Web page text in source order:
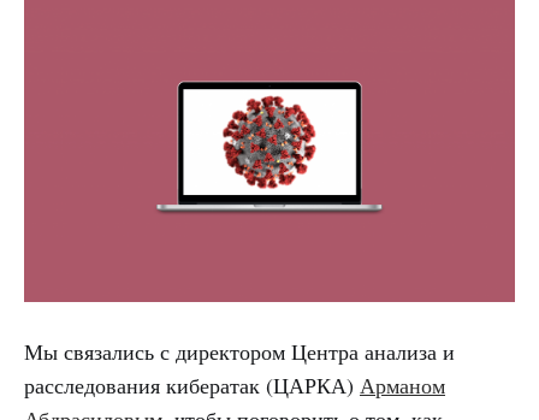
Мы связались с директором Центра анализа и
расследования кибератак (ЦАРКА) Арманом